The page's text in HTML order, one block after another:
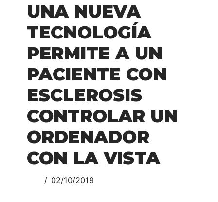
UNA NUEVA
TECNOLOGÍA
PERMITE A UN
PACIENTE CON
ESCLEROSIS
CONTROLAR UN
ORDENADOR
CON LA VISTA
02/10/2019